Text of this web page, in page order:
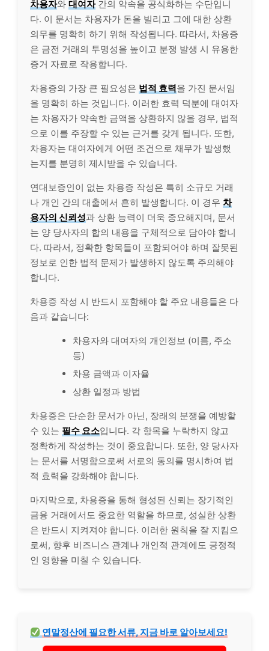
차용자와 대여자간의 약속을 공식화하는 수단입니
다. 이 문서는 차용자가 돈을 빌리고 그에 대한 상환
의무를 명확히 하기 위해 작성됩니다. 따라서, 차용증
은 금전 거래의 투명성을 높이고 분쟁 발생 시 유용한
증거 자료로 작용합니다.
차용증의 가장 큰 필요성은 법적 효력을 가진 문서임
을 명확히 하는 것입니다. 이러한 효력 덕분에 대여자
는 차용자가 약속한 금액을 상환하지 않을 경우, 법적
으로 이를 주장할 수 있는 근거를 갖게 됩니다. 또한,
차용자는 대여자에게 어떤 조건으로 채무가 발생했
는지를 분명히 제시받을 수 있습니다.
연대보증인이 없는 차용증 작성은 특히 소규모 거래
나 개인 간의 대출에서 흔히 발생합니다. 이 경우 차
용자의 신뢰성과 상환 능력이 더욱 중요해지며, 문서
는 양 당사자의 합의 내용을 구체적으로 담아야 합니
다. 따라서, 정확한 항목들이 포함되어야 하며 잘못된
정보로 인한 법적 문제가 발생하지 않도록 주의해야
합니다.
차용증 작성 시 반드시 포함해야 할 주요 내용들은 다
음과 같습니다:
차용자와 대여자의 개인정보 (이름, 주소
등)
차용 금액과 이자율
상환 일정과 방법
차용증은 단순한 문서가 아닌, 장래의 분쟁을 예방할
수 있는 필수 요소입니다. 각 항목을 누락하지 않고
정확하게 작성하는 것이 중요합니다. 또한, 양 당사자
는 문서를 서명함으로써 서로의 동의를 명시하여 법
적 효력을 강화해야 합니다.
마지막으로, 차용증을 통해 형성된 신뢰는 장기적인
금융 거래에서도 중요한 역할을 하므로, 성실한 상환
은 반드시 지켜져야 합니다. 이러한 원칙을 잘 지킴으
로써, 향후 비즈니스 관계나 개인적 관계에도 긍정적
인 영향을 미칠 수 있습니다.
연말정산에 필요한 서류, 지금 바로 알아보세요!